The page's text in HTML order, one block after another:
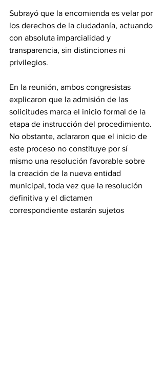
Subrayó que la encomienda es velar por
los derechos de la ciudadanía, actuando
con absoluta imparcialidad y
transparencia, sin distinciones ni
privilegios.
En la reunión, ambos congresistas
explicaron que la admisión de las
solicitudes marca el inicio formal de la
etapa de instrucción del procedimiento.
No obstante, aclararon que el inicio de
este proceso no constituye por sí
mismo una resolución favorable sobre
la creación de la nueva entidad
municipal, toda vez que la resolución
definitiva y el dictamen
correspondiente estarán sujetos